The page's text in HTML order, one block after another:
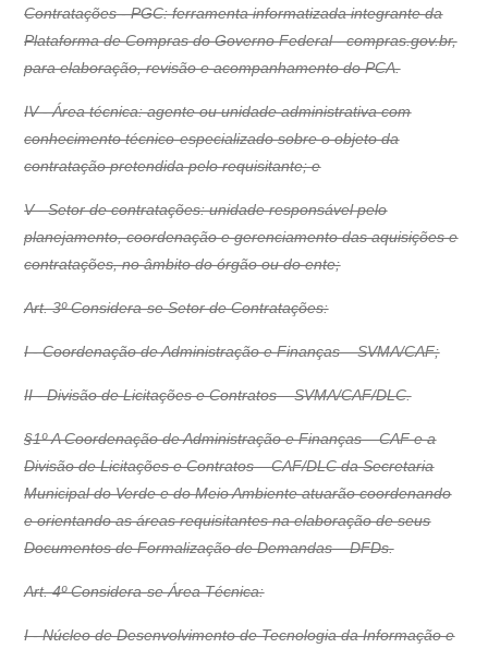
Contratações - PGC: ferramenta informatizada integrante da
Plataforma de Compras do Governo Federal - compras.gov.br,
para elaboração, revisão e acompanhamento do PCA.
IV - Área técnica: agente ou unidade administrativa com
conhecimento técnico-especializado sobre o objeto da
contratação pretendida pelo requisitante; e
V - Setor de contratações: unidade responsável pelo
planejamento, coordenação e gerenciamento das aquisições e
contratações, no âmbito do órgão ou do ente;
Art. 3º Considera-se Setor de Contratações:
I - Coordenação de Administração e Finanças – SVMA/CAF;
II - Divisão de Licitações e Contratos – SVMA/CAF/DLC.
§1º A Coordenação de Administração e Finanças – CAF e a
Divisão de Licitações e Contratos – CAF/DLC da Secretaria
Municipal do Verde e do Meio Ambiente atuarão coordenando
e orientando as áreas requisitantes na elaboração de seus
Documentos de Formalização de Demandas – DFDs.
Art. 4º Considera-se Área Técnica:
I - Núcleo de Desenvolvimento de Tecnologia da Informação e